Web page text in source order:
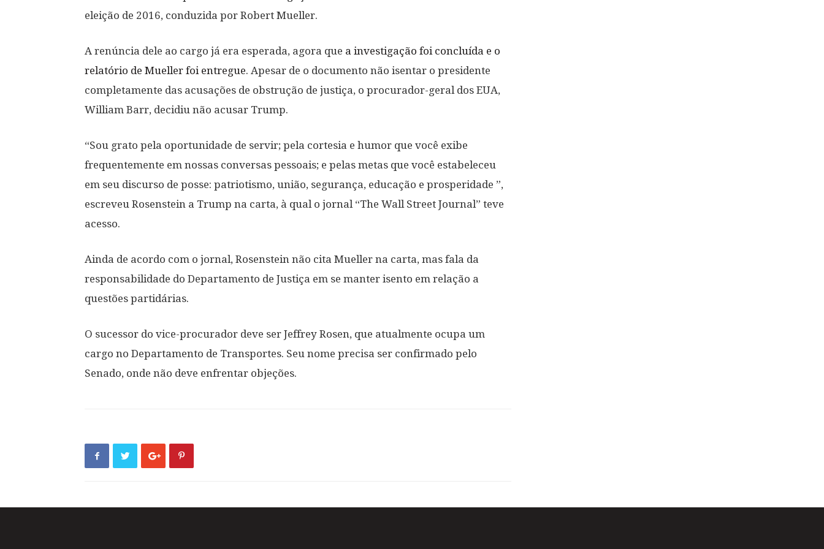
eleição de 2016, conduzida por Robert Mueller.
A renúncia dele ao cargo já era esperada, agora que a investigação foi concluída e o
relatório de Mueller foi entregue. Apesar de o documento não isentar o presidente
completamente das acusações de obstrução de justiça, o procurador-geral dos EUA,
William Barr, decidiu não acusar Trump.
“Sou grato pela oportunidade de servir; pela cortesia e humor que você exibe
frequentemente em nossas conversas pessoais; e pelas metas que você estabeleceu
em seu discurso de posse: patriotismo, união, segurança, educação e prosperidade ”,
escreveu Rosenstein a Trump na carta, à qual o jornal “The Wall Street Journal” teve
acesso.
Ainda de acordo com o jornal, Rosenstein não cita Mueller na carta, mas fala da
responsabilidade do Departamento de Justiça em se manter isento em relação a
questões partidárias.
O sucessor do vice-procurador deve ser Jeffrey Rosen, que atualmente ocupa um
cargo no Departamento de Transportes. Seu nome precisa ser confirmado pelo
Senado, onde não deve enfrentar objeções.